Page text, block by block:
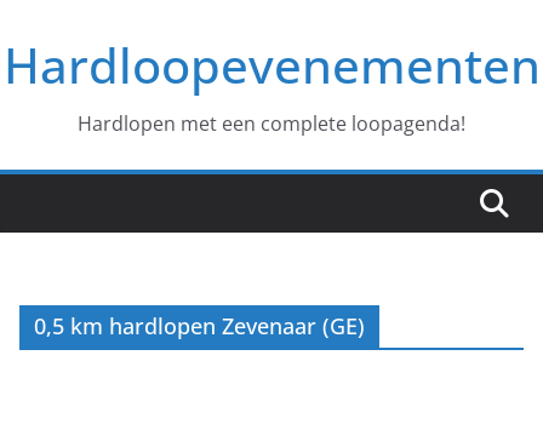
naar
deHardloopevenementen
Hardlopen met een complete loopagenda!
0,5 km hardlopen Zevenaar (GE)